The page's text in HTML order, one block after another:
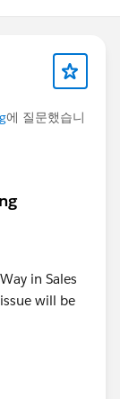
에 질문했습니
in Sales
will be